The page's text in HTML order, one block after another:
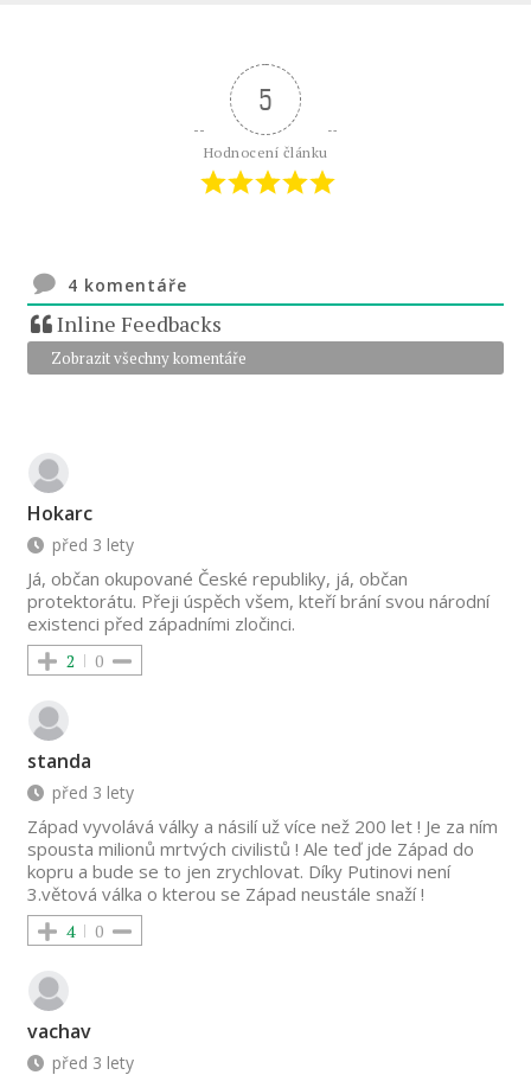
5
Hodnocení článku
4 komentáře
Inline Feedbacks
Zobrazit všechny komentáře
Hokarc
před 3 lety
Já, občan okupované České republiky, já, občan
protektorátu. Přeji úspěch všem, kteří brání svou národní
existenci před západními zločinci.
2 0
standa
před 3 lety
Západ vyvolává války a násilí už více než 200 let ! Je za ním
spousta milionů mrtvých civilistů ! Ale teď jde Západ do
kopru a bude se to jen zrychlovat. Díky Putinovi není
3.větová válka o kterou se Západ neustále snaží !
4 0
vachav
před 3 lety